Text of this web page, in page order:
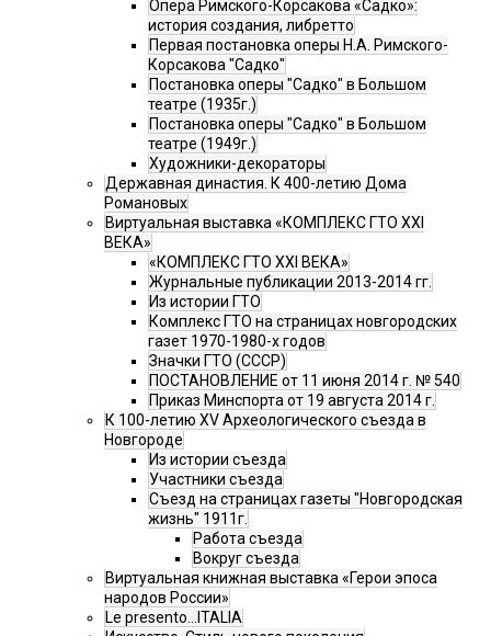
Опера Римского-Корсакова «Садко»:
история создания, либретто
Первая постановка оперы Н.А. Римского-
Корсакова "Садко"
Постановка оперы "Садко" в Большом
театре (1935г.)
Постановка оперы "Садко" в Большом
театре (1949г.)
Художники-декораторы
Державная династия. К 400-летию Дома
Романовых
Виртуальная выставка «КОМПЛЕКС ГТО XXI
ВЕКА»
«КОМПЛЕКС ГТО XXI ВЕКА»
Журнальные публикации 2013-2014 гг.
Из истории ГТО
Комплекс ГТО на страницах новгородских
газет 1970-1980-х годов
Значки ГТО (СССР)
ПОСТАНОВЛЕНИЕ от 11 июня 2014 г. № 540
Приказ Минспорта от 19 августа 2014 г.
К 100-летию XV Археологического съезда в
Новгороде
Из истории съезда
Участники съезда
Cъезд на страницах газеты "Новгородская
жизнь" 1911г.
Работа съезда
Вокруг съезда
Виртуальная книжная выставка «Герои эпоса
народов России»
Le presento...ITALIA